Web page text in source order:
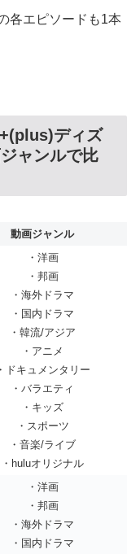
各エピソードも1本
ディズ
ャンルで比
動画ジャンル
・洋画
・邦画
・海外ドラマ
・国内ドラマ
・韓流/アジア
・アニメ
・ドキュメンタリー
・バラエティ
・キッズ
・スポーツ
・音楽/ライブ
・huluオリジナル
・洋画
・邦画
・海外ドラマ
・国内ドラマ